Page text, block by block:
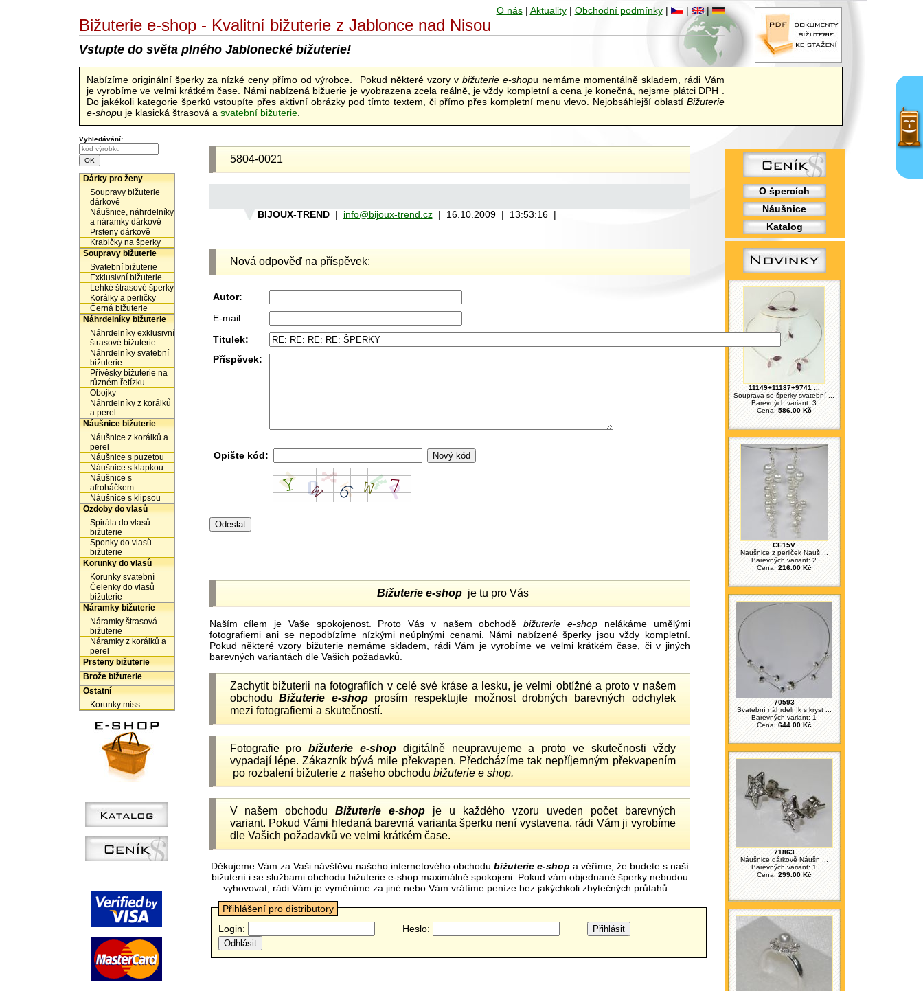
O špercích
Náušnice
Katalog
11149+11187+9741 ...
Souprava se šperky svatební ...
Barevných variant: 3
Cena: 586.00 Kč
CE15V
Naušnice z perliček Nauš ...
Barevných variant: 2
Cena: 216.00 Kč
70593
Svatební náhrdelník s kryst ...
Barevných variant: 1
Cena: 644.00 Kč
71863
Náušnice dárkově Náušn ...
Barevných variant: 1
Cena:299.00 Kč
O nás| Aktuality| Obchodní podmínky| | |
Bižuterie e-shop - Kvalitní bižuterie z Jablonce nad Nisou
Vstupte do světa plného Jablonecké bižuterie!
Nabízíme originální šperky za nízké ceny přímo od výrobce. Pokud některé vzory v bižuterie e-shopu nemáme momentálně skladem, rádi Vám
je vyrobíme ve velmi krátkém čase. Námi nabízená bižuerie je vyobrazena zcela reálně, je vždy kompletní a cena je konečná, nejsme plátci DPH .
Do jakékoli kategorie šperků vstoupíte přes aktivní obrázky pod tímto textem, či přímo přes kompletní menu vlevo. Nejobsáhlejší oblastí Bižuterie
e-shopu je klasická štrasová a svatební bižuterie.
Vyhledávání:
Dárky pro ženy
Soupravy bižuterie
dárkově
Náušnice, náhrdelníky
a náramky dárkově
Prsteny dárkově
Krabičky na šperky
Soupravy bižuterie
Svatební bižuterie
Exklusivní bižuterie
Lehké štrasové šperky
Korálky a perličky
Černá bižuterie
Náhrdelníky bižuterie
Náhrdelníky exklusivní
štrasové bižuterie
Náhrdelníky svatební
bižuterie
Přívěsky bižuterie na
různém řetízku
Obojky
Náhrdelníky z korálků
a perel
Náušnice bižuterie
Náušnice z korálků a
perel
Náušnice s puzetou
Náušnice s klapkou
Náušnice s
afroháčkem
Náušnice s klipsou
Ozdoby do vlasů
Spirála do vlasů
bižuterie
Sponky do vlasů
bižuterie
Korunky do vlasů
Korunky svatební
Čelenky do vlasů
bižuterie
Náramky bižuterie
Náramky štrasová
bižuterie
Náramky z korálků a
perel
Prsteny bižuterie
Brože bižuterie
Ostatní
Korunky miss
5804-0021
BIJOUX-TREND| info@bijoux-trend.cz| 16.10.2009 | 13:53:16 |
Nová odpověď na příspěvek:
Autor:
E-mail:
Titulek:
Příspěvek:
Opište kód:
Bižuterie e-shopje tu pro Vás
Naším cílem je Vaše spokojenost. Proto Vás v našem obchoděbižuterie e-shopnelákáme umělými
fotografiemi ani se nepodbízíme nízkými neúplnými cenami. Námi nabízené šperky jsou vždy kompletní.
Pokud některé vzory bižuterie nemáme skladem, rádi Vám je vyrobíme ve velmi krátkém čase, či v jiných
barevných variantách dle Vašich požadavků.
Zachytit bižuterii na fotografiích v celé své kráse a lesku, je velmi obtížné a proto v našem
obchoduBižuterie e-shopprosím respektujte možnost drobných barevných odchylek
mezi fotografiemi a skutečností.
Fotografie probižuterie e-shopdigitálně neupravujeme a proto ve skutečnosti vždy
vypadají lépe. Zákazník bývá mile překvapen. Předcházíme tak nepříjemným překvapením
po rozbalení bižuterie z našeho obchodu bižuterie e shop.
V našem obchoduBižuterie e-shop je u každého vzoru uveden počet barevných
variant. Pokud Vámi hledaná barevná varianta šperku není vystavena, rádi Vám ji vyrobíme
dle Vašich požadavků ve velmi krátkém čase.
Děkujeme Vám za Vaši návštěvu našeho internetového obchodu bižuterie e-shop a věříme, že budete s naší
bižuterií i se službami obchodu bižuterie e-shop maximálně spokojeni. Pokud vám objednané šperky nebudou
vyhovovat, rádi Vám je vyměníme za jiné nebo Vám vrátíme peníze bez jakýchkoli zbytečných průtahů.
Přihlášení pro distributory
Login:
Heslo: